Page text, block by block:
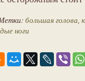
большая голова,
ноги